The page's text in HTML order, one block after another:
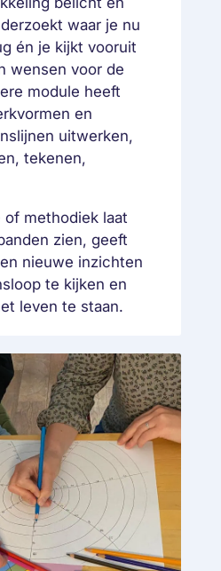
waar je nu
én je kijkt vooruit
wensen voor de
module heeft
en
uitwerken,
tekenen,
methodiek laat
zien, geeft
nieuwe inzichten
te kijken en
leven te staan.